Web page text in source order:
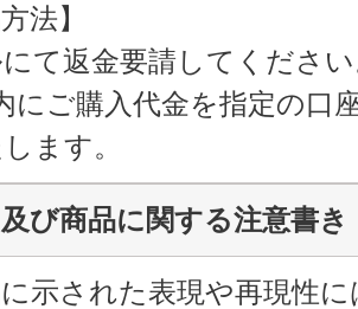
法】
にて返金要請してくださ
にご購入代金を指定の口
ます。
び商品に関する注意書き
示された表現や再現性